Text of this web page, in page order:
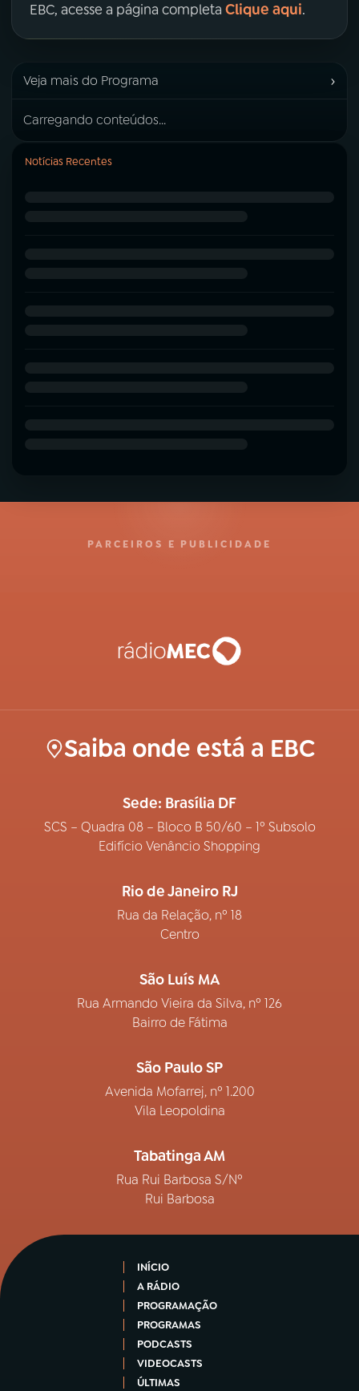
EBC, acesse a página completa Clique aqui.
Veja mais do Programa ›
Carregando conteúdos...
Notícias Recentes
PARCEIROS E PUBLICIDADE
Saiba onde está a EBC
Sede: Brasília DF
SCS – Quadra 08 – Bloco B 50/60 – 1º Subsolo
Edifício Venâncio Shopping
Rio de Janeiro RJ
Rua da Relação, nº 18
Centro
São Luís MA
Rua Armando Vieira da Silva, nº 126
Bairro de Fátima
São Paulo SP
Avenida Mofarrej, nº 1.200
Vila Leopoldina
Tabatinga AM
Rua Rui Barbosa S/Nº
Rui Barbosa
INÍCIO
A RÁDIO
PROGRAMAÇÃO
PROGRAMAS
PODCASTS
VIDEOCASTS
ÚLTIMAS